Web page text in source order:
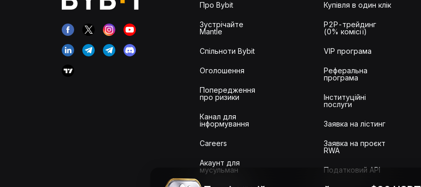
Про Bybit
Зустрічайте
Mantle
Спільноти Bybit
Оголошення
Попередження
про ризики
Канал для
інформування
Careers
Акаунт для
мусульман
Купівля в один клік
P2P-трейдинг
(0% комісії)
VIP програма
Реферальна
програма
Інституційні
послуги
Заявка на лістинг
Заявка на проєкт
RWA
Податковий API